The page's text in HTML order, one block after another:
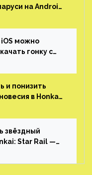
на Android
iOS можно
гонку с
чем в
San Andreas
и понизить
в Honkai:
звёздный
Star Rail —